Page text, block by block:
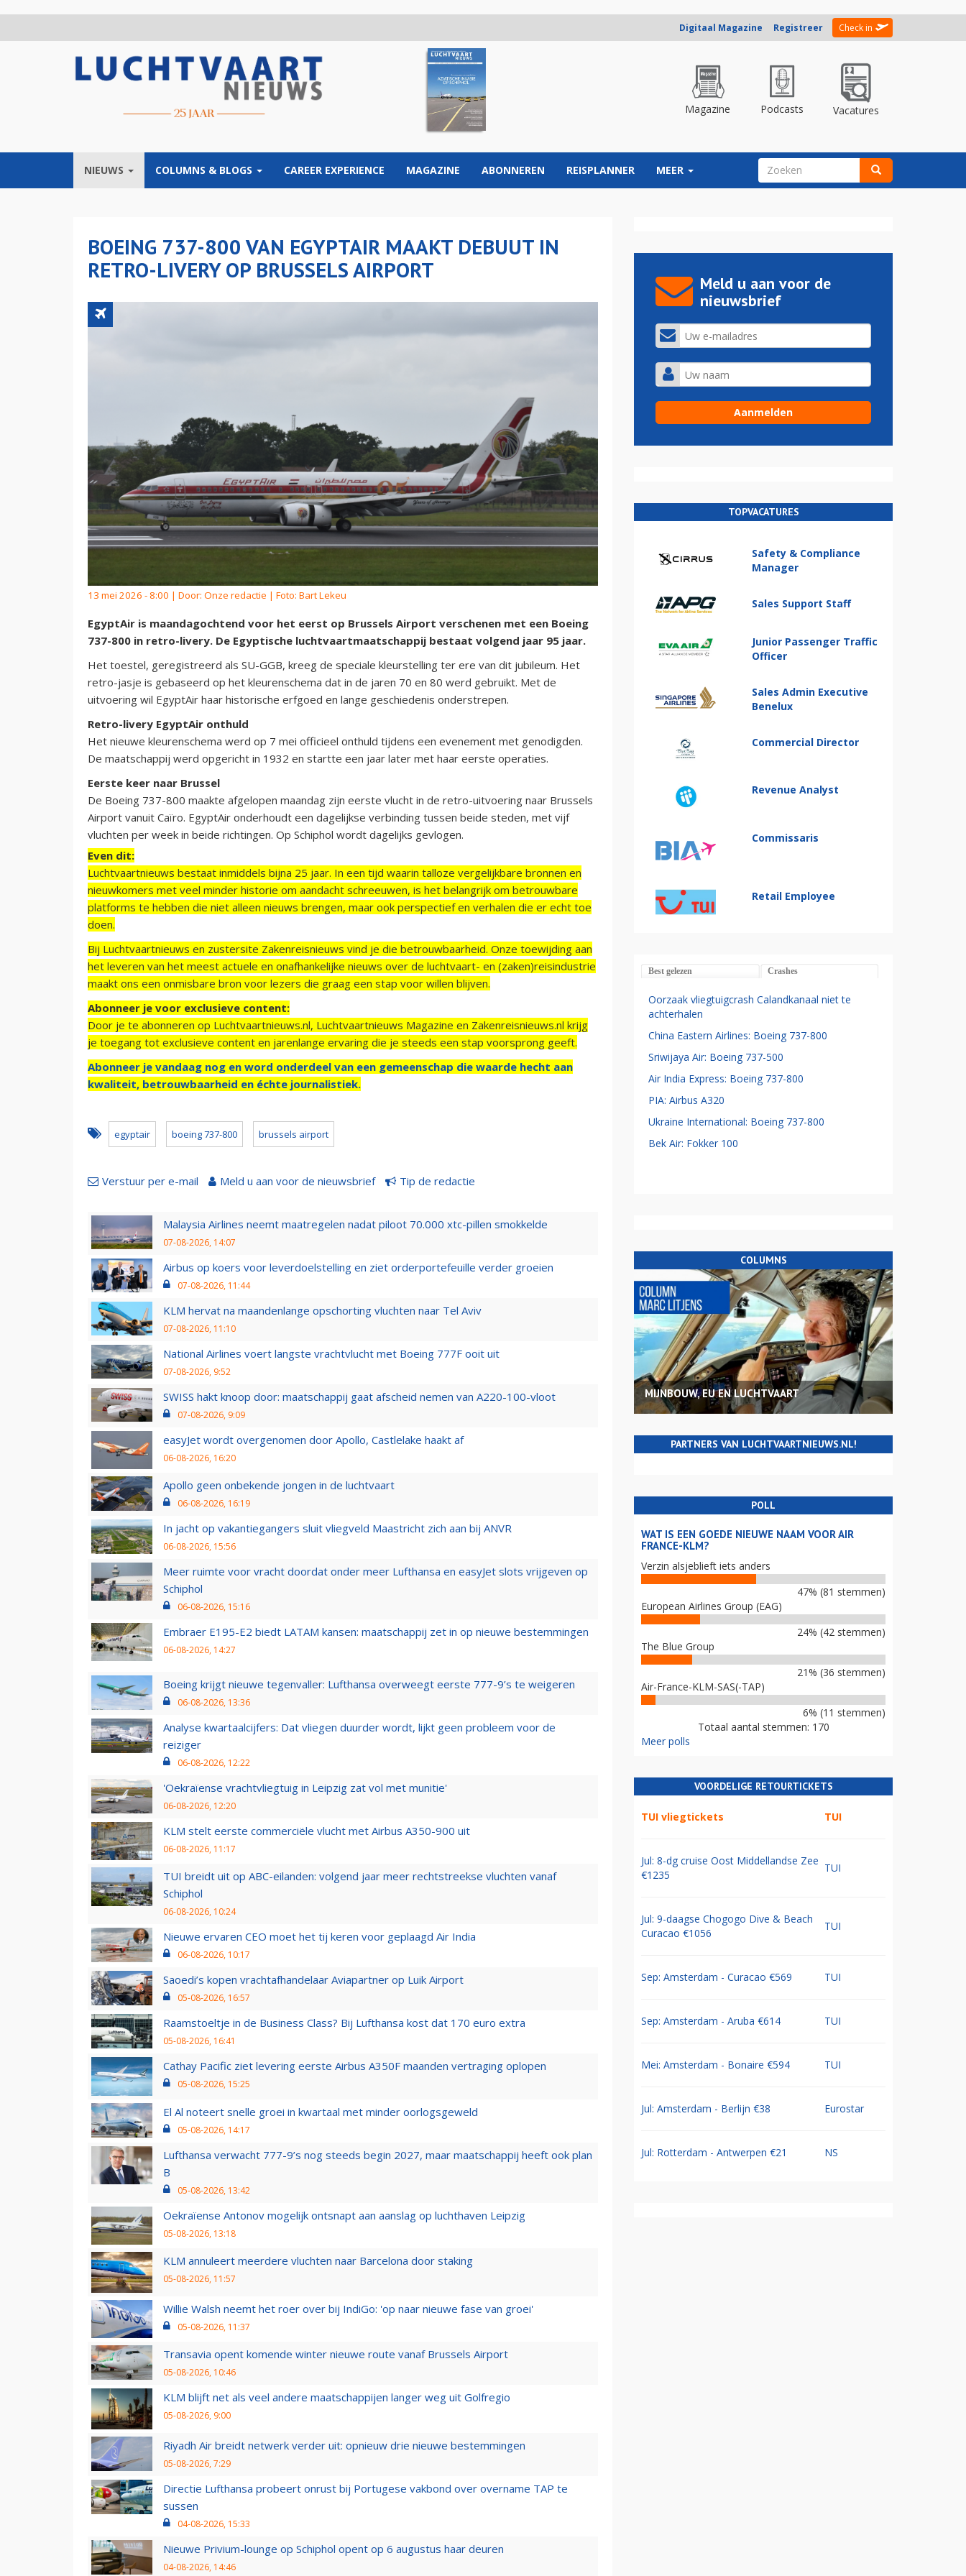
Digitaal Magazine Registreer Check in
Magazine Podcasts Vacatures
NIEUWS COLUMNS & BLOGS CAREER EXPERIENCE MAGAZINE ABONNEREN REISPLANNER MEER ZOEKVELD
BOEING 737-800 VAN EGYPTAIR MAAKT DEBUUT IN
RETRO-LIVERY OP BRUSSELS AIRPORT
13 mei 2026 - 8:00 | Door: Onze redactie | Foto: Bart Lekeu
EgyptAir is maandagochtend voor het eerst op Brussels Airport verschenen met een Boeing
737-800 in retro-livery. De Egyptische luchtvaartmaatschappij bestaat volgend jaar 95 jaar.
Het toestel, geregistreerd als SU-GGB, kreeg de speciale kleurstelling ter ere van dit jubileum. Het
retro-jasje is gebaseerd op het kleurenschema dat in de jaren 70 en 80 werd gebruikt. Met de
uitvoering wil EgyptAir haar historische erfgoed en lange geschiedenis onderstrepen.
Retro-livery EgyptAir onthuld
Het nieuwe kleurenschema werd op 7 mei officieel onthuld tijdens een evenement met genodigden.
De maatschappij werd opgericht in 1932 en startte een jaar later met haar eerste operaties.
Eerste keer naar Brussel
De Boeing 737-800 maakte afgelopen maandag zijn eerste vlucht in de retro-uitvoering naar Brussels
Airport vanuit Caïro. EgyptAir onderhoudt een dagelijkse verbinding tussen beide steden, met vijf
vluchten per week in beide richtingen. Op Schiphol wordt dagelijks gevlogen.
Even dit:
Luchtvaartnieuws bestaat inmiddels bijna 25 jaar. In een tijd waarin talloze vergelijkbare bronnen en
nieuwkomers met veel minder historie om aandacht schreeuwen, is het belangrijk om betrouwbare
platforms te hebben die niet alleen nieuws brengen, maar ook perspectief en verhalen die er echt toe
doen.
Bij Luchtvaartnieuws en zustersite Zakenreisnieuws vind je die betrouwbaarheid. Onze toewijding aan
het leveren van het meest actuele en onafhankelijke nieuws over de luchtvaart- en (zaken)reisindustrie
maakt ons een onmisbare bron voor lezers die graag een stap voor willen blijven.
Abonneer je voor exclusieve content:
Door je te abonneren op Luchtvaartnieuws.nl, Luchtvaartnieuws Magazine en Zakenreisnieuws.nl krijg
je toegang tot exclusieve content en jarenlange ervaring die je steeds een stap voorsprong geeft.
Abonneer je vandaag nog en word onderdeel van een gemeenschap die waarde hecht aan
kwaliteit, betrouwbaarheid en échte journalistiek.
egyptair boeing 737-800 brussels airport
Verstuur per e-mail Meld u aan voor de nieuwsbrief Tip de redactie
Malaysia Airlines neemt maatregelen nadat piloot 70.000 xtc-pillen smokkelde
07-08-2026, 14:07
Airbus op koers voor leverdoelstelling en ziet orderportefeuille verder groeien
07-08-2026, 11:44
KLM hervat na maandenlange opschorting vluchten naar Tel Aviv
07-08-2026, 11:10
National Airlines voert langste vrachtvlucht met Boeing 777F ooit uit
07-08-2026, 9:52
SWISS hakt knoop door: maatschappij gaat afscheid nemen van A220-100-vloot
07-08-2026, 9:09
easyJet wordt overgenomen door Apollo, Castlelake haakt af
06-08-2026, 16:20
Apollo geen onbekende jongen in de luchtvaart
06-08-2026, 16:19
In jacht op vakantiegangers sluit vliegveld Maastricht zich aan bij ANVR
06-08-2026, 15:56
Meer ruimte voor vracht doordat onder meer Lufthansa en easyJet slots vrijgeven op
Schiphol
06-08-2026, 15:16
Embraer E195-E2 biedt LATAM kansen: maatschappij zet in op nieuwe bestemmingen
06-08-2026, 14:27
Boeing krijgt nieuwe tegenvaller: Lufthansa overweegt eerste 777-9’s te weigeren
06-08-2026, 13:36
Analyse kwartaalcijfers: Dat vliegen duurder wordt, lijkt geen probleem voor de
reiziger
06-08-2026, 12:22
'Oekraïense vrachtvliegtuig in Leipzig zat vol met munitie'
06-08-2026, 12:20
KLM stelt eerste commerciële vlucht met Airbus A350-900 uit
06-08-2026, 11:17
TUI breidt uit op ABC-eilanden: volgend jaar meer rechtstreekse vluchten vanaf
Schiphol
06-08-2026, 10:24
Nieuwe ervaren CEO moet het tij keren voor geplaagd Air India
06-08-2026, 10:17
Saoedi’s kopen vrachtafhandelaar Aviapartner op Luik Airport
05-08-2026, 16:57
Raamstoeltje in de Business Class? Bij Lufthansa kost dat 170 euro extra
05-08-2026, 16:41
Cathay Pacific ziet levering eerste Airbus A350F maanden vertraging oplopen
05-08-2026, 15:25
El Al noteert snelle groei in kwartaal met minder oorlogsgeweld
05-08-2026, 14:17
Lufthansa verwacht 777-9’s nog steeds begin 2027, maar maatschappij heeft ook plan
B
05-08-2026, 13:42
Oekraïense Antonov mogelijk ontsnapt aan aanslag op luchthaven Leipzig
05-08-2026, 13:18
KLM annuleert meerdere vluchten naar Barcelona door staking
05-08-2026, 11:57
Willie Walsh neemt het roer over bij IndiGo: 'op naar nieuwe fase van groei'
05-08-2026, 11:37
Transavia opent komende winter nieuwe route vanaf Brussels Airport
05-08-2026, 10:46
KLM blijft net als veel andere maatschappijen langer weg uit Golfregio
05-08-2026, 9:00
Riyadh Air breidt netwerk verder uit: opnieuw drie nieuwe bestemmingen
05-08-2026, 7:29
Directie Lufthansa probeert onrust bij Portugese vakbond over overname TAP te
sussen
04-08-2026, 15:33
Nieuwe Privium-lounge op Schiphol opent op 6 augustus haar deuren
04-08-2026, 14:46
Meld u aan voor de
nieuwsbrief
TOPVACATURES
Safety & Compliance
Manager
Sales Support Staff
Junior Passenger Traffic
Officer
Sales Admin Executive
Benelux
Commercial Director
Revenue Analyst
Commissaris
Retail Employee
Best gelezen Crashes
Oorzaak vliegtuigcrash Calandkanaal niet te
achterhalen
China Eastern Airlines: Boeing 737-800
Sriwijaya Air: Boeing 737-500
Air India Express: Boeing 737-800
PIA: Airbus A320
Ukraine International: Boeing 737-800
Bek Air: Fokker 100
COLUMNS
MIJNBOUW, EU EN LUCHTVAART
PARTNERS VAN LUCHTVAARTNIEUWS.NL!
POLL
WAT IS EEN GOEDE NIEUWE NAAM VOOR AIR
FRANCE-KLM?
Verzin alsjeblieft iets anders
47% (81 stemmen)
European Airlines Group (EAG)
24% (42 stemmen)
The Blue Group
21% (36 stemmen)
Air-France-KLM-SAS(-TAP)
6% (11 stemmen)
Totaal aantal stemmen: 170
Meer polls
VOORDELIGE RETOURTICKETS
TUI vliegtickets TUI
Jul: 8-dg cruise Oost Middellandse Zee
€1235
TUI
Jul: 9-daagse Chogogo Dive & Beach
Curacao €1056
TUI
Sep: Amsterdam - Curacao €569 TUI
Sep: Amsterdam - Aruba €614 TUI
Mei: Amsterdam - Bonaire €594 TUI
Jul: Amsterdam - Berlijn €38 Eurostar
Jul: Rotterdam - Antwerpen €21 NS